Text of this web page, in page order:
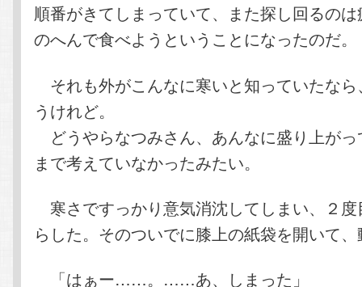
順番がきてしまっていて、また探し回るの
のへんで食べようということになったのだ。
それも外がこんなに寒いと知っていたな
うけれど。
どうやらなつみさん、あんなに盛り上が
まで考えていなかったみたい。
寒さですっかり意気消沈してしまい、２
らした。そのついでに膝上の紙袋を開いて
「はぁー……。……あ、しまった」